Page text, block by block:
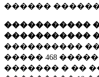
������
�����������
�����������
����������
����� 468
������� � ��